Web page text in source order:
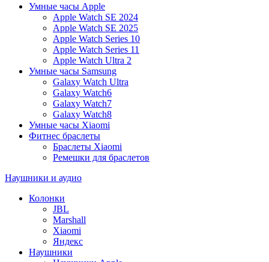
Умные часы Apple
Apple Watch SE 2024
Apple Watch SE 2025
Apple Watch Series 10
Apple Watch Series 11
Apple Watch Ultra 2
Умные часы Samsung
Galaxy Watch Ultra
Galaxy Watch6
Galaxy Watch7
Galaxy Watch8
Умные часы Xiaomi
Фитнес браслеты
Браслеты Xiaomi
Ремешки для браслетов
Наушники и аудио
Колонки
JBL
Marshall
Xiaomi
Яндекс
Наушники